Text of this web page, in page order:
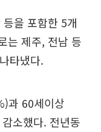
을 포함한 5개
는 제주, 전남 등
타냈다.
과 60세이상
소했다. 전년동